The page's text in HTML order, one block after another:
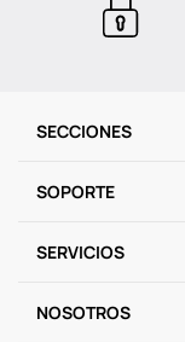
SECCIONES
SOPORTE
SERVICIOS
NOSOTROS